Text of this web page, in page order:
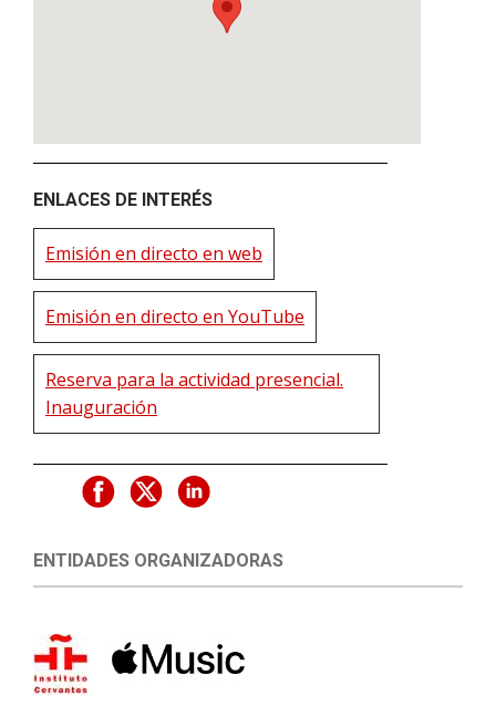
ENLACES DE INTERÉS
Emisión en directo en web
Emisión en directo en YouTube
Reserva para la actividad presencial.
Inauguración
ENTIDADES ORGANIZADORAS